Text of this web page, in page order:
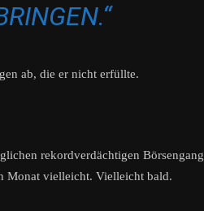
ab, die er nicht erfüllte.
rekordverdächtigen Börsengang
Monat vielleicht. Vielleicht bald.